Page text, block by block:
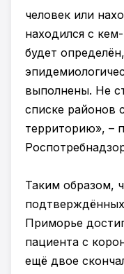
человек или
находился с
будет
выполнены. Не
списке районов
территорию», –
Таким образом,
подтверждённых
Приморье
пациента с
ещё двое